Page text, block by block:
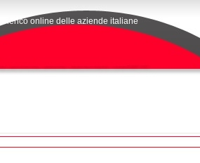
L'elenco online delle aziende italiane